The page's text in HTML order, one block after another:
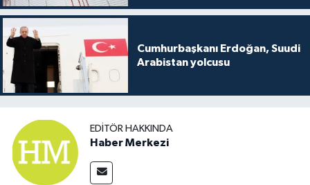
Cumhurbaşkanı Erdoğan, Suudi
Arabistan yolcusu
EDITÖR HAKKINDA
Haber Merkezi